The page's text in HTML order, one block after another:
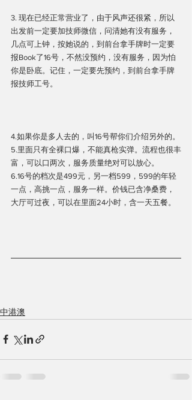
3. 现在已经正常营业了，由于风声还很紧，所以
出发前一定要加技师微信，问清她有没有服务，
几点可上钟，按她说的，到前台拿手牌时一定要
报Book了16号，不然没预约，没有服务，因为怕
你是卧底。记住，一定要先预约，到前台拿手牌
报技师工号。
4.如果你是多人去的，叫16号帮你们介绍另外的。
5.里面只有全裸口爆，不能真枪实弹。流程也很丰
富，可以口两次，服务质量绝对可以放心。
6.16号的档次是499元，另一档599，599的年轻
一点，高挑一点，服务一样。价钱已含净桑费，
大厅可过夜，可以在里面24小时，含一天五餐。
中港澳